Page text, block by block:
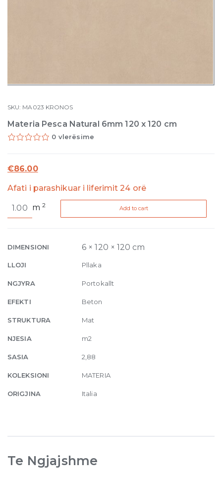
SKU: MA023 KRONOS
Materia Pesca Natural 6mm 120 x 120 cm
0 vlerësime
€86.00
Afati i parashikuar i liferimit 24 orë
Pesca
120
120
cm
m2 Add to cart
DIMENSIONI 6 × 120 × 120 cm
LLOJI Pllaka
NGJYRA Portokallt
EFEKTI Beton
STRUKTURA Mat
NJESIA m2
SASIA 2,88
KOLEKSIONI MATERIA
ORIGJINA Italia
Te Ngjajshme